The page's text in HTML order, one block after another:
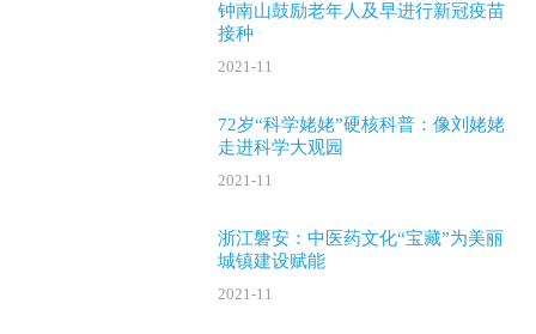
钟南山鼓励老年人及早进行新冠疫苗
接种
2021-11
72岁“科学姥姥”硬核科普：像刘姥姥
走进科学大观园
2021-11
浙江磐安：中医药文化“宝藏”为美丽
城镇建设赋能
2021-11